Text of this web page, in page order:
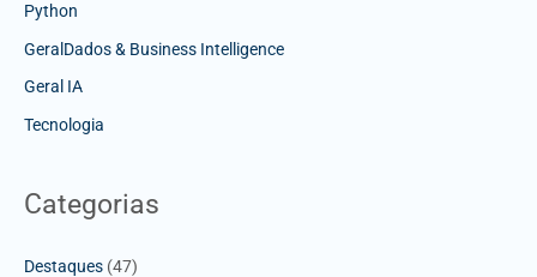
Python
GeralDados & Business Intelligence
Geral IA
Tecnologia
Categorias
Destaques (47)